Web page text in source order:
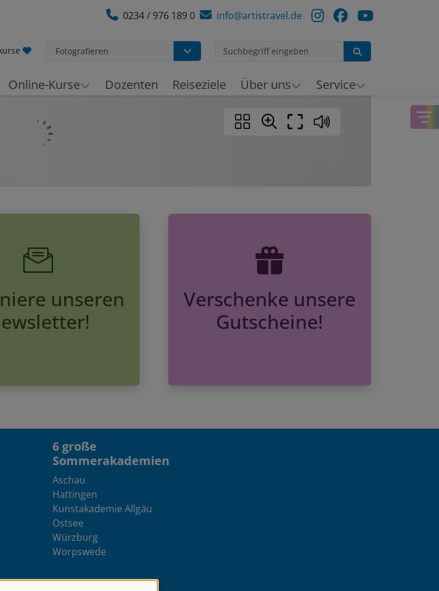
0234 / 976 189 0 info@artistravel.de
Fotografieren
Online-Kurse Dozenten Reiseziele Über uns Service
unseren
Verschenke unsere
Gutscheine!
6 große
Sommerakademien
Aschau
Hattingen
Kunstakademie Allgäu
Ostsee
Würzburg
Worpswede